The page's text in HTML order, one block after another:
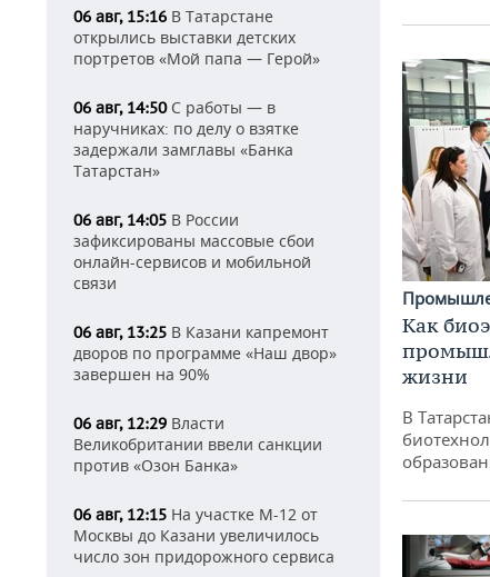
06 авг, 15:16 В Татарстане
открылись выставки детских
портретов «Мой папа — Герой»
06 авг, 14:50С работы — в
наручниках: по делу о взятке
задержали замглавы «Банка
Татарстан»
06 авг, 14:05 В России
зафиксированы массовые сбои
онлайн-сервисов и мобильной
связи
06 авг, 13:25 В Казани капремонт
дворов по программе «Наш двор»
завершен на 90%
06 авг, 12:29 Власти
Великобритании ввели санкции
против «Озон Банка»
06 авг, 12:15 На участке М-12 от
Москвы до Казани увеличилось
число зон придорожного сервиса
Как
жизни
В